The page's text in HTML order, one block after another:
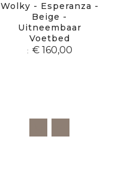
Wolky - Esperanza -
Beige -
Uitneembaar
Voetbed
€ 160,00